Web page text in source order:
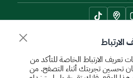
تعريف الارتباط الخاصة للتأكد من
تحسين تجربتك أثناء التصفح. من